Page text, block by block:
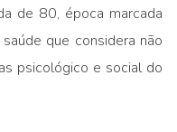
de 80, época marcada
que considera não
psicológico e social do